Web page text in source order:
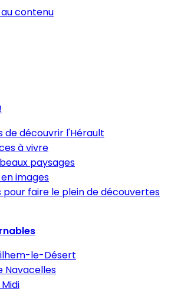
contenu
de découvrir l'Hérault
à vivre
paysages
images
pour faire le plein de découvertes
le-Désert
Navacelles